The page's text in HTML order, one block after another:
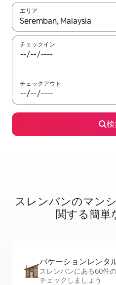
エリア
検索結果が表示されたら、上
チェックイン
チェックアウト
スレンバンのマ⁠ン⁠
関⁠す⁠る簡⁠単⁠
バケーションレ⁠ン⁠タ⁠
スレンバンにある60件
チェックしましょう